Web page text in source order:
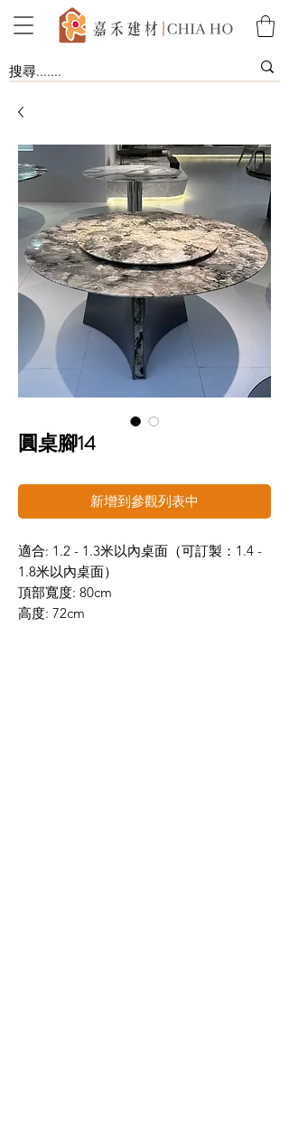
圓桌腳14
新增到參觀列表中
適合: 1.2 - 1.3米以內桌面（可訂製：1.4 -
1.8米以內桌面）
頂部寬度: 80cm
高度: 72cm